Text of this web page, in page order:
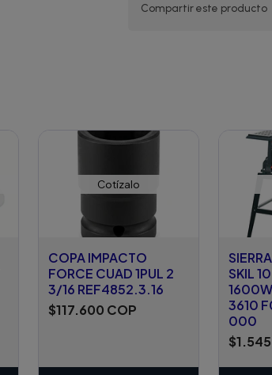
Compartir este producto
Cotízalo
COPA IMPACTO
FORCE CUAD 1PUL 2
3/16 REF4852.3.16
$117.600 COP
SKIL
3610
000